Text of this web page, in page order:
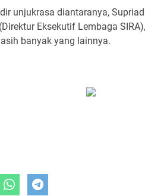
unjukrasa diantaranya,
Eksekutif Lembaga
banyak yang lainnya.